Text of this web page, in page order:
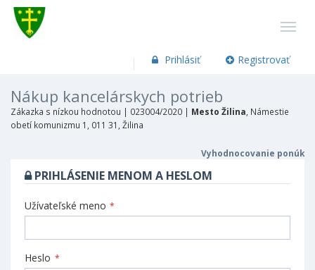
Prihlásiť Registrovať
Nákup kancelárskych potrieb
Zákazka s nízkou hodnotou | 023004/2020 | Mesto Žilina , Námestie
obetí komunizmu 1, 011 31, Žilina
Vyhodnocovanie ponúk
PRIHLÁSENIE MENOM A HESLOM
Užívateľské meno *
Heslo *